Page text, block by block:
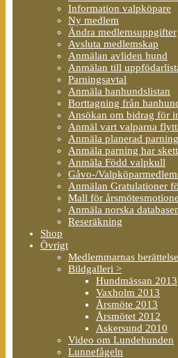
Information valpköpare
Ny medlem
Ändra medlemsuppgifter
Avsluta medlemskap
Anmälan avliden hund
Anmälan till
Parningsavtal
Anmäla hanhundslistan
Borttagning från
Ansökan om bidrag för
Anmäl vart valparna
Anmäla planerad parning
Anmäla parning har skett
Anmäla Född valpkull
Gåvo-/
Anmälan Gratulationer
Mall för
Anmäla norska
Reseräkning
Shop
Övrigt
Medlemmarnas
Bildgalleri >
Hundmässan 2013
Vaxholm 2013
Årsmöte 2013
Årsmötet 2012
Askersund 2010
Video om Lundehunden
Lunnefågeln